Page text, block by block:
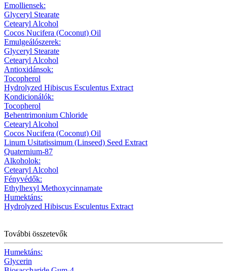
Emolliensek:
Glyceryl Stearate
Cetearyl Alcohol
Cocos Nucifera (Coconut) Oil
Emulgeálószerek:
Glyceryl Stearate
Cetearyl Alcohol
Antioxidánsok:
Tocopherol
Hydrolyzed Hibiscus Esculentus Extract
Kondicionálók:
Tocopherol
Behentrimonium Chloride
Cetearyl Alcohol
Cocos Nucifera (Coconut) Oil
Linum Usitatissimum (Linseed) Seed Extract
Quaternium-87
Alkoholok:
Cetearyl Alcohol
Fényvédők:
Ethylhexyl Methoxycinnamate
Humektáns:
Hydrolyzed Hibiscus Esculentus Extract
További összetevők
Humektáns:
Glycerin